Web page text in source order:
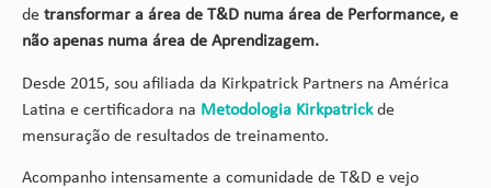
de transformar a área de T&D numa área de Performance, e
não apenas numa área de Aprendizagem.
Desde 2015, sou afiliada da Kirkpatrick Partners na América
Latina e certificadora na Metodologia Kirkpatrickde
mensuração de resultados de treinamento.
Acompanho intensamente a comunidade de T&D e vejo